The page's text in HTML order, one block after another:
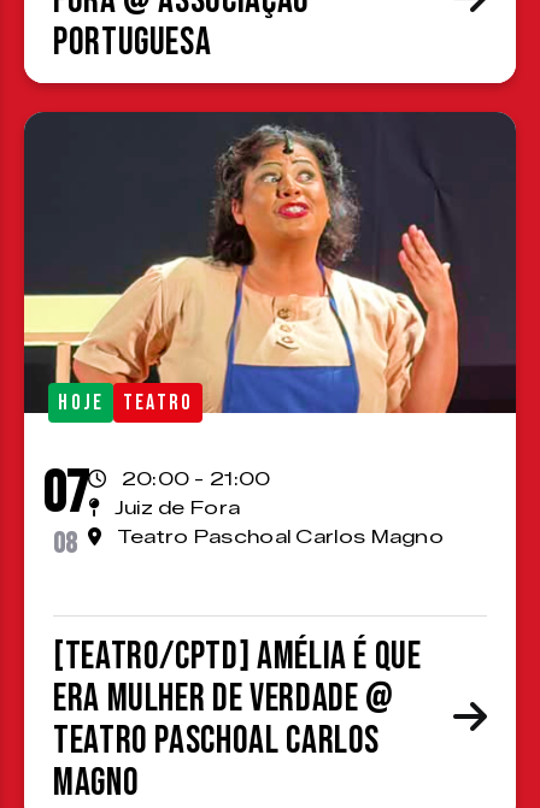
Portuguesa
HOJE TEATRO
07
08
20:00 - 21:00
Juiz de Fora
Teatro Paschoal Carlos Magno
[TEATRO/CPTD] Amélia é que
era mulher de verdade @
Teatro Paschoal Carlos
Magno